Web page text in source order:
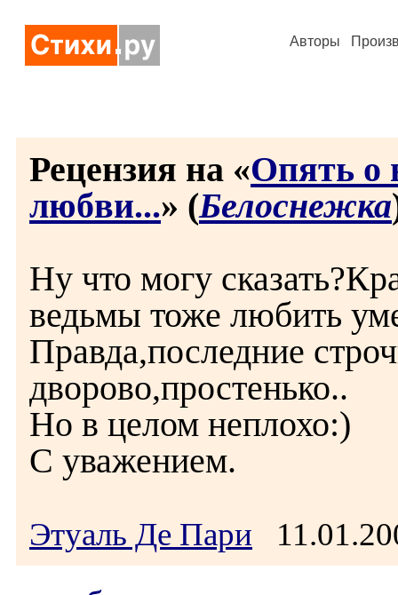
Авторы
Рецензия на «Опять о
любви...» (Белоснежка
Ну что могу
ведьмы тоже любить
Правда,последние
дворово,простенько..
Но в целом неплохо:)
С уважением.
Этуаль Де Пари